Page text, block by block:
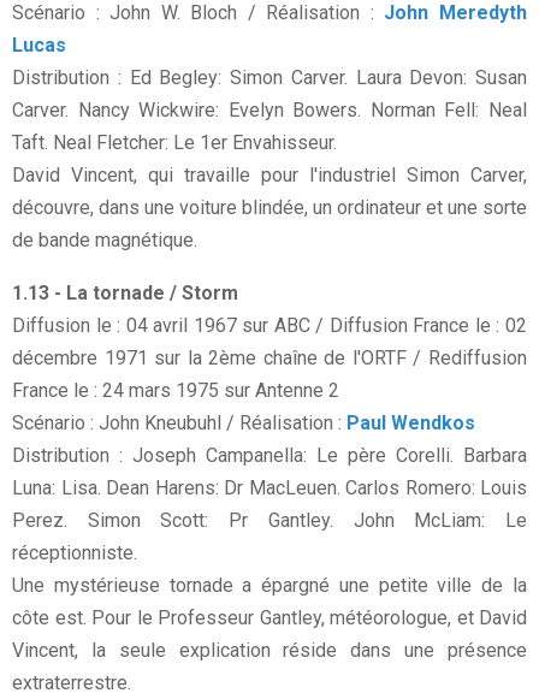
Scénario : John W. Bloch / Réalisation : John Meredyth
Lucas
Distribution : Ed Begley: Simon Carver. Laura Devon: Susan
Carver. Nancy Wickwire: Evelyn Bowers. Norman Fell: Neal
Taft. Neal Fletcher: Le 1er Envahisseur.
David Vincent, qui travaille pour l'industriel Simon Carver,
découvre, dans une voiture blindée, un ordinateur et une sorte
de bande magnétique.
1.13 - La tornade / Storm
Diffusion le : 04 avril 1967 sur ABC / Diffusion France le : 02
décembre 1971 sur la 2ème chaîne de l'ORTF / Rediffusion
France le : 24 mars 1975 sur Antenne 2
Scénario : John Kneubuhl / Réalisation : Paul Wendkos
Distribution : Joseph Campanella: Le père Corelli. Barbara
Luna: Lisa. Dean Harens: Dr MacLeuen. Carlos Romero: Louis
Perez. Simon Scott: Pr Gantley. John McLiam: Le
réceptionniste.
Une mystérieuse tornade a épargné une petite ville de la
côte est. Pour le Professeur Gantley, météorologue, et David
Vincent, la seule explication réside dans une présence
extraterrestre.